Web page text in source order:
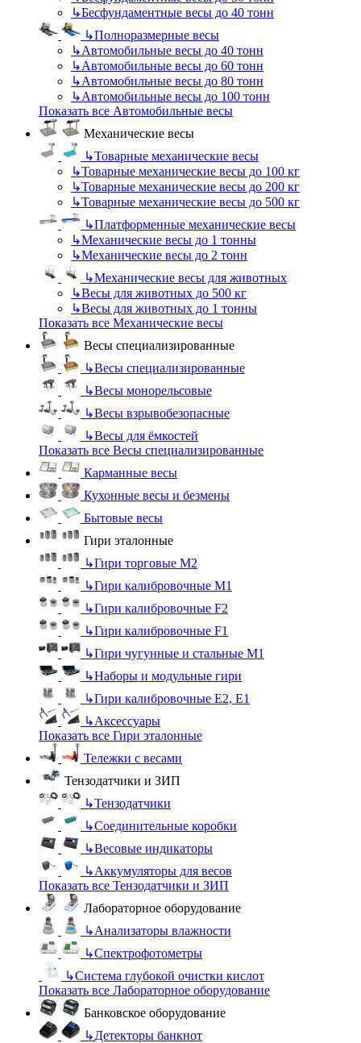
↳Бесфундаментные весы до 40 тонн
↳Полноразмерные весы
↳Автомобильные весы до 40 тонн
↳Автомобильные весы до 60 тонн
↳Автомобильные весы до 80 тонн
↳Автомобильные весы до 100 тонн
Показать все Автомобильные весы
Механические весы
↳Товарные механические весы
↳Товарные механические весы до 100 кг
↳Товарные механические весы до 200 кг
↳Товарные механические весы до 500 кг
↳Платформенные механические весы
↳Механические весы до 1 тонны
↳Механические весы до 2 тонн
↳Механические весы для животных
↳Весы для животных до 500 кг
↳Весы для животных до 1 тонны
Показать все Механические весы
Весы специализированные
↳Весы специализированные
↳Весы монорельсовые
↳Весы взрывобезопасные
↳Весы для ёмкостей
Показать все Весы специализированные
Карманные весы
Кухонные весы и безмены
Бытовые весы
Гири эталонные
↳Гири торговые М2
↳Гири калибровочные М1
↳Гири калибровочные F2
↳Гири калибровочные F1
↳Гири чугунные и стальные М1
↳Наборы и модульные гири
↳Гири калибровочные E2, Е1
↳Аксессуары
Показать все Гири эталонные
Тележки с весами
Тензодатчики и ЗИП
↳Тензодатчики
↳Соединительные коробки
↳Весовые индикаторы
↳Аккумуляторы для весов
Показать все Тензодатчики и ЗИП
Лабораторное оборудование
↳Анализаторы влажности
↳Спектрофотометры
↳Система глубокой очистки кислот
Показать все Лабораторное оборудование
Банковское оборудование
↳Детекторы банкнот